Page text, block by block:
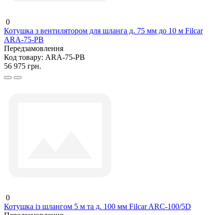
0
Котушка з вентилятором для шланга д. 75 мм до 10 м Filcar
ARA-75-PB
Передзамовлення
Код товару: ARA-75-PB
56 975 грн.
0
Котушка із шлангом 5 м та д. 100 мм Filcar ARC-100/5D